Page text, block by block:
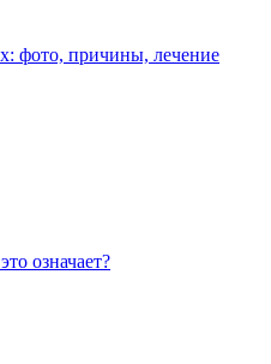
фото, причины, лечение
означает?